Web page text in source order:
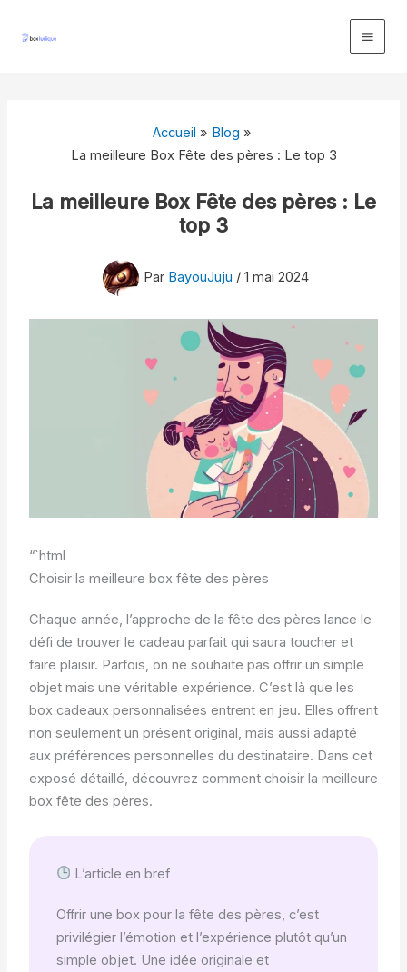
Accueil
Blog
La meilleure Box Fête des pères : Le top 3
La meilleure Box Fête des pères : Le
top 3
Par BayouJuju / 1 mai 2024
“`html
Choisir la meilleure box fête des pères
Chaque année, l’approche de la fête des pères lance le
défi de trouver le cadeau parfait qui saura toucher et
faire plaisir. Parfois, on ne souhaite pas offrir un simple
objet mais une véritable expérience. C’est là que les
box cadeaux personnalisées entrent en jeu. Elles offrent
non seulement un présent original, mais aussi adapté
aux préférences personnelles du destinataire. Dans cet
exposé détaillé, découvrez comment choisir la meilleure
box fête des pères.
L’article en bref
Offrir une box pour la fête des pères, c’est
privilégier l’émotion et l’expérience plutôt qu’un
simple objet. Une idée originale et